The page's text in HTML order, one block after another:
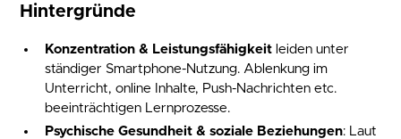
Hintergründe
Konzentration & Leistungsfähigkeit leiden unter
ständiger Smartphone-Nutzung. Ablenkung im
Unterricht, online Inhalte, Push-Nachrichten etc.
beeinträchtigen Lernprozesse.
Psychische Gesundheit & soziale Beziehungen: Laut